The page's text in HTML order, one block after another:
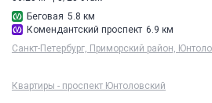
Беговая 5.8 км
Комендантский проспект 6.9 км
Санкт-Петербург, Приморский район,
Квартиры - проспект Юнтоловский